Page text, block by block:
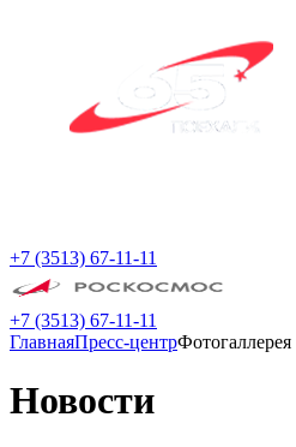
+7 (3513) 67-11-11
+7 (3513) 67-11-11
ГлавнаяПресс-центрФотогаллерея
Новости